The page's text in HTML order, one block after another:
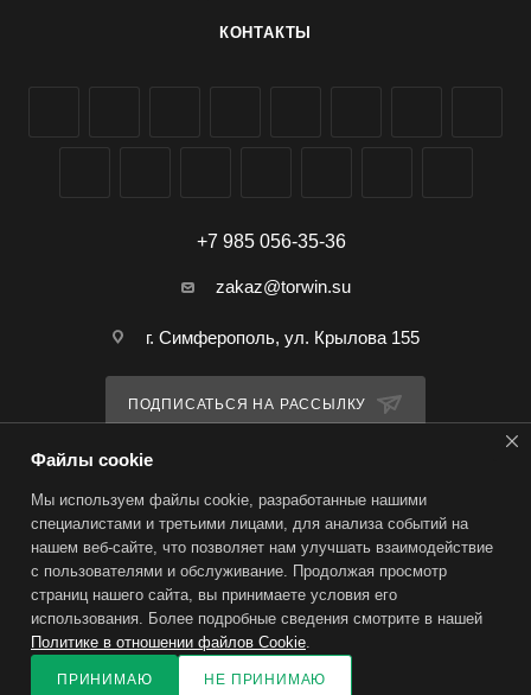
КОНТАКТЫ
+7 985 056-35-36
zakaz@torwin.su
г. Симферополь, ул. Крылова 155
ПОДПИСАТЬСЯ НА РАССЫЛКУ
2026 © TorWin – интернет-магазин
Файлы cookie
Мы используем файлы cookie, разработанные нашими
специалистами и третьими лицами, для анализа событий на
нашем веб-сайте, что позволяет нам улучшать взаимодействие
с пользователями и обслуживание. Продолжая просмотр
страниц нашего сайта, вы принимаете условия его
использования. Более подробные сведения смотрите в нашей
Политике в отношении файлов Cookie.
ПРИНИМАЮ НЕ ПРИНИМАЮ